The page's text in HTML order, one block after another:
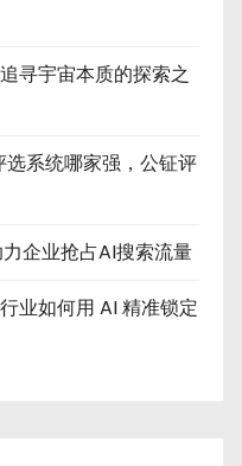
寻宇宙本质的探索之
系统哪家强，公钲评
企业抢占AI搜索流量
业如何用 AI 精准锁定